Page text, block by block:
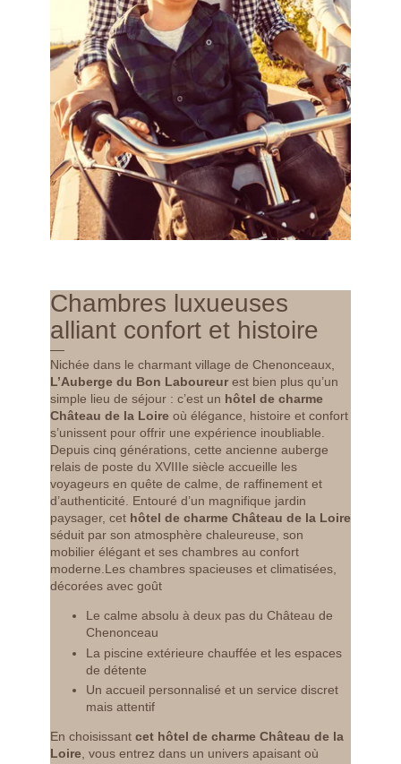
Chambres luxueuses
alliant confort et histoire
Nichée dans le charmant village de Chenonceaux,
L’Auberge du Bon Laboureurest bien plus qu’un
simple lieu de séjour : c’est un hôtel de charme
Château de la Loire où élégance, histoire et confort
s’unissent pour offrir une expérience inoubliable.
Depuis cinq générations, cette ancienne auberge
relais de poste du XVIIIe siècle accueille les
voyageurs en quête de calme, de raffinement et
d’authenticité. Entouré d’un magnifique jardin
paysager, cet hôtel de charme Château de la Loire
séduit par son atmosphère chaleureuse, son
mobilier élégant et ses chambres au confort
moderne.Les chambres spacieuses et climatisées,
décorées avec goût
Le calme absolu à deux pas du Château de
Chenonceau
La piscine extérieure chauffée et les espaces
de détente
Un accueil personnalisé et un service discret
mais attentif
En choisissant cet hôtel de charme Château de la
Loire , vous entrez dans un univers apaisant où